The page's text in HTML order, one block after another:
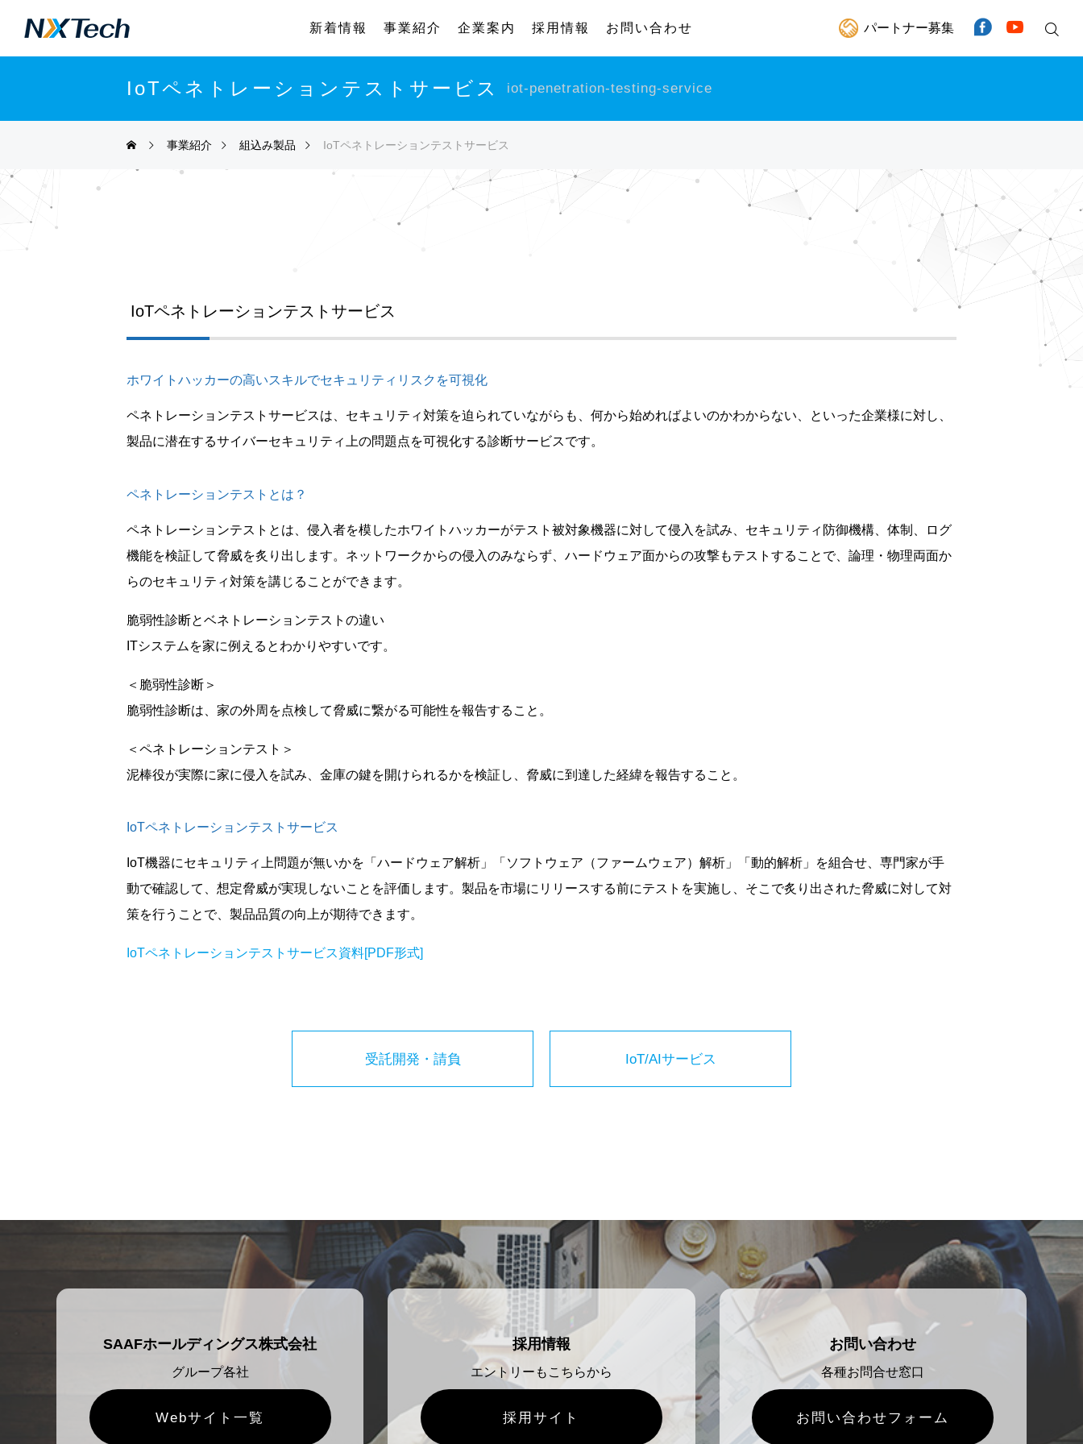
新着情報 事業紹介 企業案内 採用情報 お問い合わせ パートナー募集
IoTペネトレーションテストサービス iot-penetration-testing-service
事業紹介 組込み製品 IoTペネトレーションテストサービス
IoTペネトレーションテストサービス
ホワイトハッカーの高いスキルでセキュリティリスクを可視化
ペネトレーションテストサービスは、セキュリティ対策を迫られていながらも、何から始めればよいのかわからない、といった企業様に対し、
製品に潜在するサイバーセキュリティ上の問題点を可視化する診断サービスです。
ペネトレーションテストとは？
ペネトレーションテストとは、侵入者を模したホワイトハッカーがテスト被対象機器に対して侵入を試み、セキュリティ防御機構、体制、ログ
機能を検証して脅威を炙り出します。ネットワークからの侵入のみならず、ハードウェア面からの攻撃もテストすることで、論理・物理両面か
らのセキュリティ対策を講じることができます。
脆弱性診断とベネトレーションテストの違い
ITシステムを家に例えるとわかりやすいです。
＜脆弱性診断＞
脆弱性診断は、家の外周を点検して脅威に繋がる可能性を報告すること。
＜ペネトレーションテスト＞
泥棒役が実際に家に侵入を試み、金庫の鍵を開けられるかを検証し、脅威に到達した経緯を報告すること。
IoTペネトレーションテストサービス
IoT機器にセキュリティ上問題が無いかを「ハードウェア解析」「ソフトウェア（ファームウェア）解析」「動的解析」を組合せ、専門家が手
動で確認して、想定脅威が実現しないことを評価します。製品を市場にリリースする前にテストを実施し、そこで炙り出された脅威に対して対
策を行うことで、製品品質の向上が期待できます。
IoTペネトレーションテストサービス資料[PDF形式]
受託開発・請負 IoT/AIサービス
SAAFホールディングス株式会社
グループ各社
Webサイト一覧
採用情報
エントリーもこちらから
採用サイト
お問い合わせ
各種お問合せ窓口
お問い合わせフォーム